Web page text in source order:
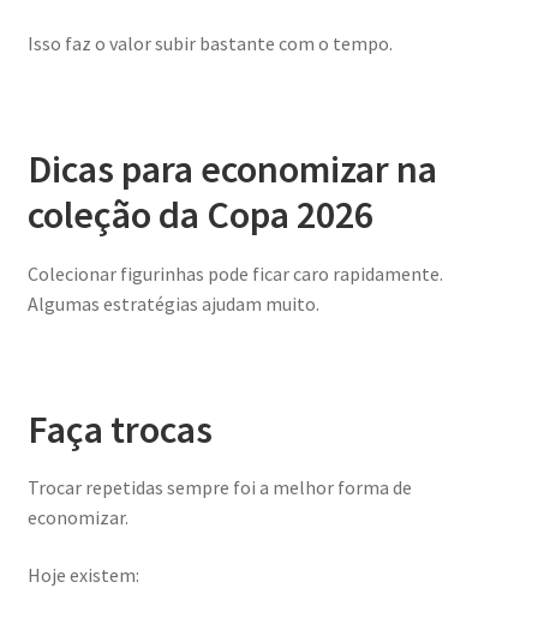
Isso faz o valor subir bastante com o tempo.
Dicas para economizar na
coleção da Copa 2026
Colecionar figurinhas pode ficar caro rapidamente.
Algumas estratégias ajudam muito.
Faça trocas
Trocar repetidas sempre foi a melhor forma de
economizar.
Hoje existem: